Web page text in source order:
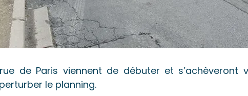
de Paris viennent de débuter et
le planning.